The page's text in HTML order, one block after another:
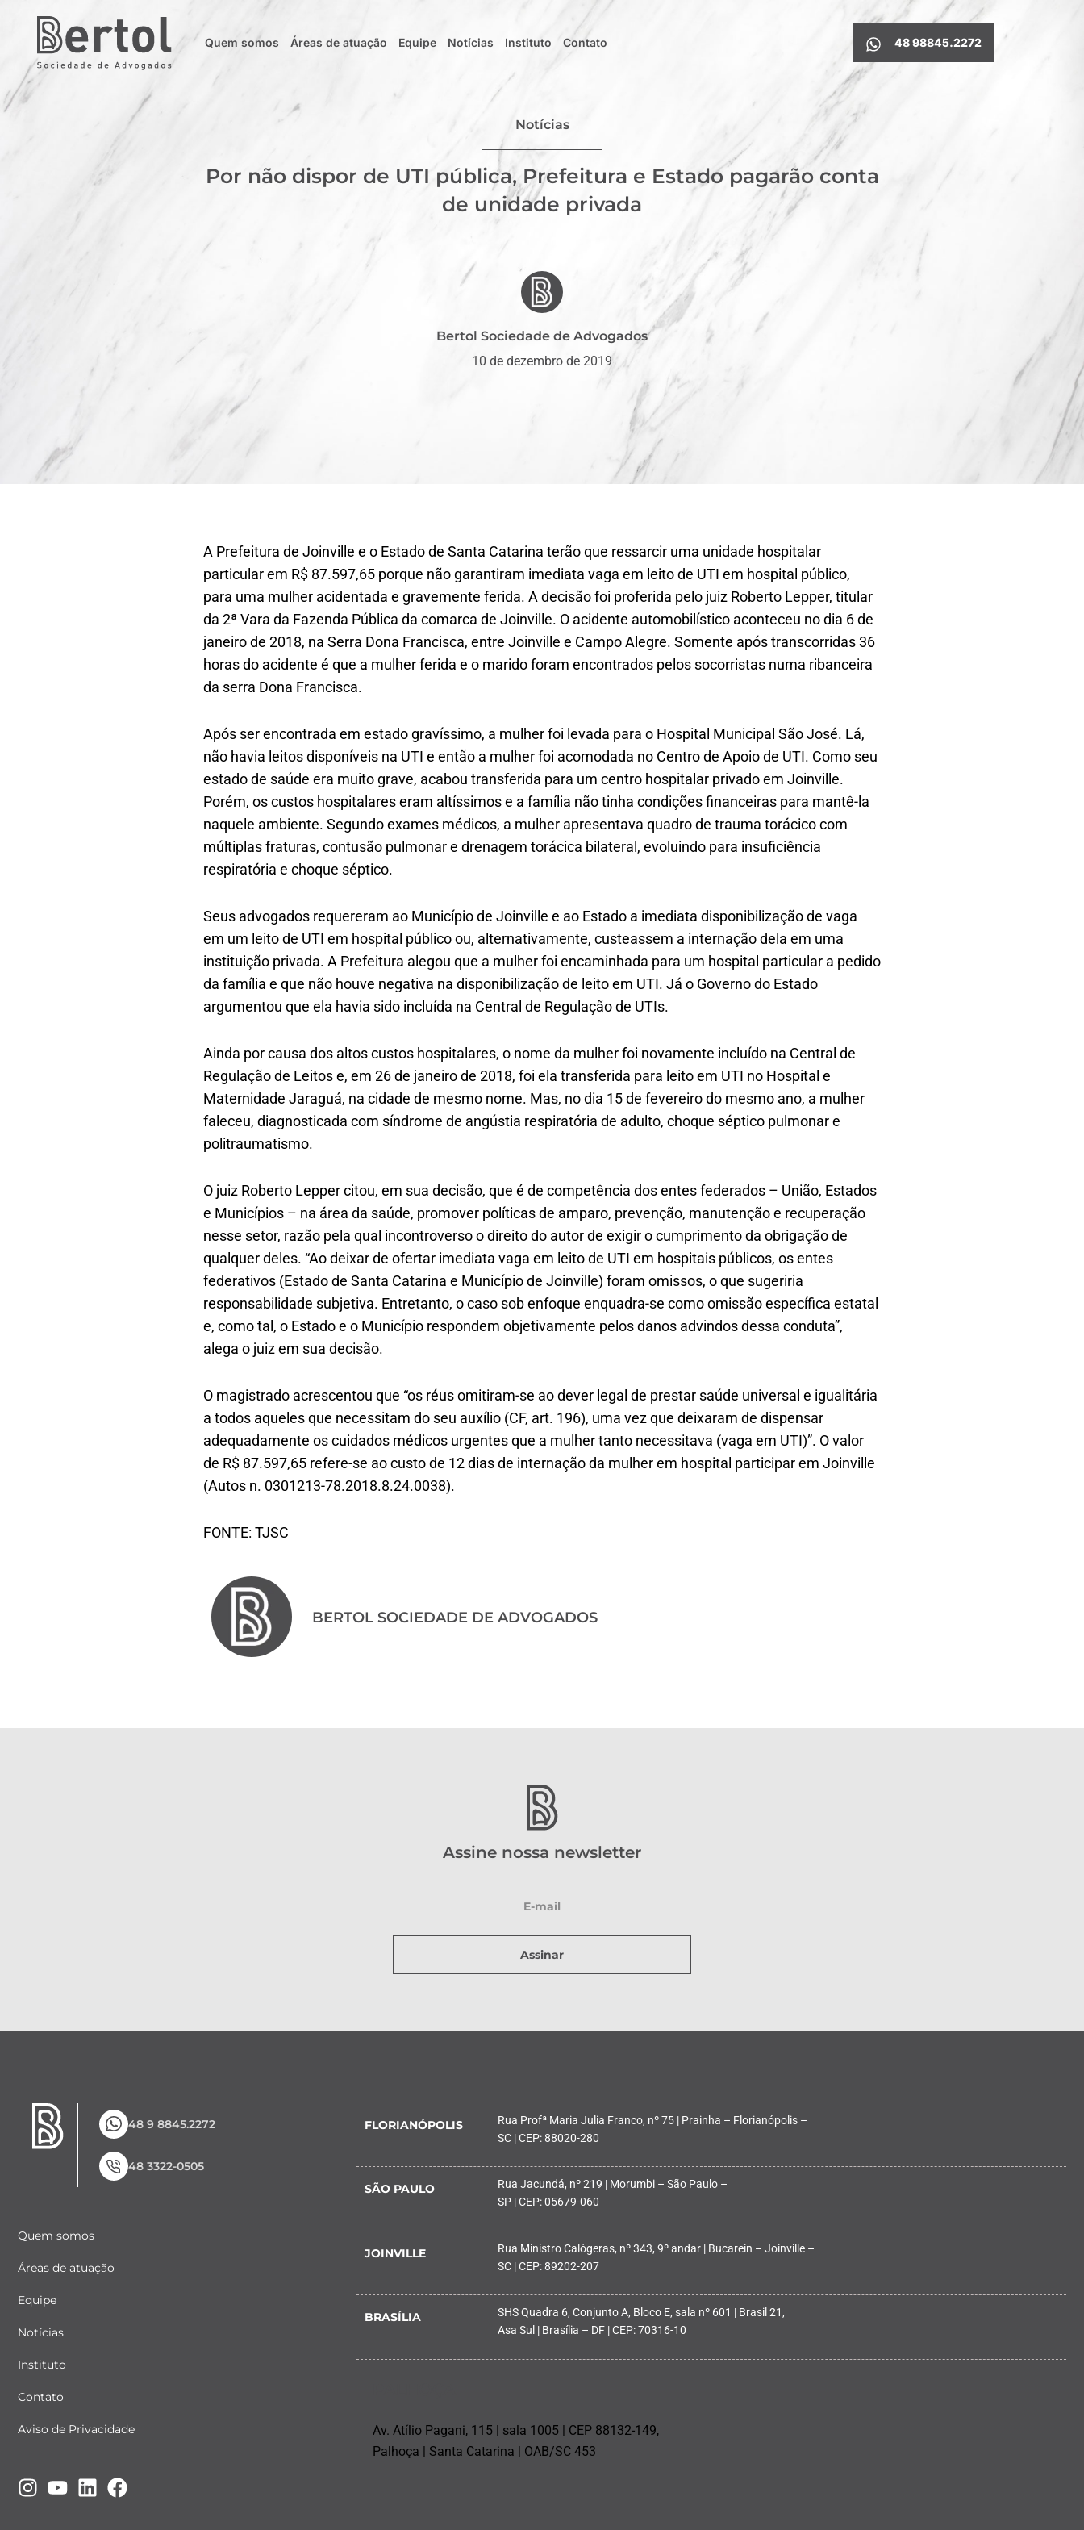
Quem somos Áreas de atuação Equipe Notícias Instituto Contato 48 98845.2272
Notícias
Por não dispor de UTI pública, Prefeitura e Estado pagarão conta
de unidade privada
Bertol Sociedade de Advogados
10 de dezembro de 2019
A Prefeitura de Joinville e o Estado de Santa Catarina terão que ressarcir uma unidade hospitalar
particular em R$ 87.597,65 porque não garantiram imediata vaga em leito de UTI em hospital público,
para uma mulher acidentada e gravemente ferida. A decisão foi proferida pelo juiz Roberto Lepper, titular
da 2ª Vara da Fazenda Pública da comarca de Joinville. O acidente automobilístico aconteceu no dia 6 de
janeiro de 2018, na Serra Dona Francisca, entre Joinville e Campo Alegre. Somente após transcorridas 36
horas do acidente é que a mulher ferida e o marido foram encontrados pelos socorristas numa ribanceira
da serra Dona Francisca.
Após ser encontrada em estado gravíssimo, a mulher foi levada para o Hospital Municipal São José. Lá,
não havia leitos disponíveis na UTI e então a mulher foi acomodada no Centro de Apoio de UTI. Como seu
estado de saúde era muito grave, acabou transferida para um centro hospitalar privado em Joinville.
Porém, os custos hospitalares eram altíssimos e a família não tinha condições financeiras para mantê-la
naquele ambiente. Segundo exames médicos, a mulher apresentava quadro de trauma torácico com
múltiplas fraturas, contusão pulmonar e drenagem torácica bilateral, evoluindo para insuficiência
respiratória e choque séptico.
Seus advogados requereram ao Município de Joinville e ao Estado a imediata disponibilização de vaga
em um leito de UTI em hospital público ou, alternativamente, custeassem a internação dela em uma
instituição privada. A Prefeitura alegou que a mulher foi encaminhada para um hospital particular a pedido
da família e que não houve negativa na disponibilização de leito em UTI. Já o Governo do Estado
argumentou que ela havia sido incluída na Central de Regulação de UTIs.
Ainda por causa dos altos custos hospitalares, o nome da mulher foi novamente incluído na Central de
Regulação de Leitos e, em 26 de janeiro de 2018, foi ela transferida para leito em UTI no Hospital e
Maternidade Jaraguá, na cidade de mesmo nome. Mas, no dia 15 de fevereiro do mesmo ano, a mulher
faleceu, diagnosticada com síndrome de angústia respiratória de adulto, choque séptico pulmonar e
politraumatismo.
O juiz Roberto Lepper citou, em sua decisão, que é de competência dos entes federados – União, Estados
e Municípios – na área da saúde, promover políticas de amparo, prevenção, manutenção e recuperação
nesse setor, razão pela qual incontroverso o direito do autor de exigir o cumprimento da obrigação de
qualquer deles. “Ao deixar de ofertar imediata vaga em leito de UTI em hospitais públicos, os entes
federativos (Estado de Santa Catarina e Município de Joinville) foram omissos, o que sugeriria
responsabilidade subjetiva. Entretanto, o caso sob enfoque enquadra-se como omissão específica estatal
e, como tal, o Estado e o Município respondem objetivamente pelos danos advindos dessa conduta”,
alega o juiz em sua decisão.
O magistrado acrescentou que “os réus omitiram-se ao dever legal de prestar saúde universal e igualitária
a todos aqueles que necessitam do seu auxílio (CF, art. 196), uma vez que deixaram de dispensar
adequadamente os cuidados médicos urgentes que a mulher tanto necessitava (vaga em UTI)”. O valor
de R$ 87.597,65 refere-se ao custo de 12 dias de internação da mulher em hospital participar em Joinville
(Autos n. 0301213-78.2018.8.24.0038).
FONTE: TJSC
BERTOL SOCIEDADE DE ADVOGADOS
Assine nossa newsletter
Assinar
48 9 8845.2272
48 3322-0505
Quem somos
Áreas de atuação
Equipe
Notícias
Instituto
Contato
Aviso de Privacidade
FLORIANÓPOLIS
Rua Profª Maria Julia Franco, nº 75 | Prainha – Florianópolis –
SC | CEP: 88020-280
SÃO PAULO
Rua Jacundá, nº 219 | Morumbi – São Paulo –
SP | CEP: 05679-060
JOINVILLE
Rua Ministro Calógeras, nº 343, 9º andar | Bucarein – Joinville –
SC | CEP: 89202-207
BRASÍLIA
SHS Quadra 6, Conjunto A, Bloco E, sala nº 601 | Brasil 21,
Asa Sul | Brasília – DF | CEP: 70316-10
Av. Atílio Pagani, 115 | sala 1005 | CEP 88132-149,
Palhoça | Santa Catarina | OAB/SC 453